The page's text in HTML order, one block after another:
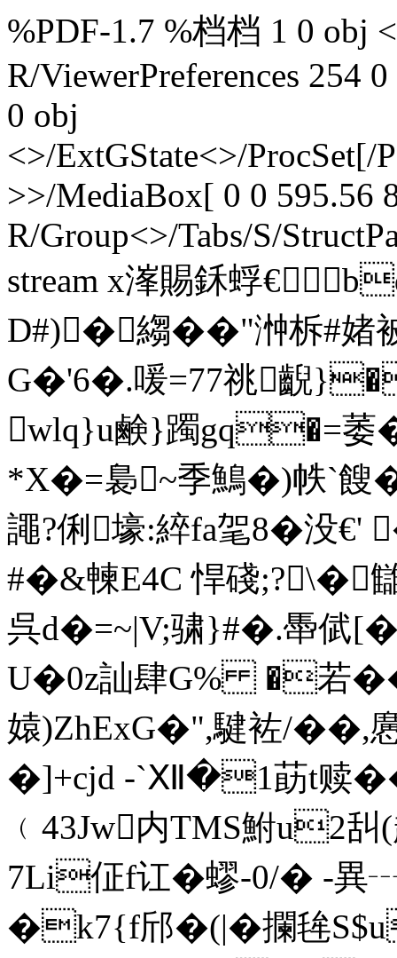
%PDF-1.7 %档档 1 0 obj
R/ViewerPreferences 254
0 obj
<>/ExtGState<>/ProcSet[/
>>/MediaBox[ 0 0 595.56
R/Group<>/Tabs/S/
stream x溄賜鉌蜉
D#)�縐��"浺柝#
G�'6�.喛=77祧齯
wlq}u鹸}躅gq�=
*X�=裊~季鷠�)帙`餿
譝?俐壕:綷fa毠8�
#�&朄 E4C 悍碊;?\�
呉d�=~|V;骕}#�.馽倵
U�0z訕肆G% �若
媴)ZhExG�",騝袏/��,
�]+cjd -`Ⅻ�1莇t赎
﹙43Jw内TMS鮒u2
7Li佂f讧�蟉-0/� -異
�k7{f邤�(|�攔毪